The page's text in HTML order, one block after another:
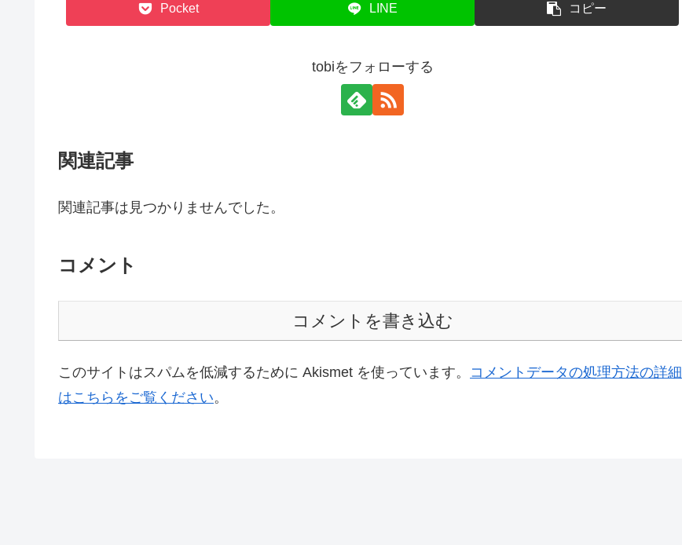
Pocket LINE コピー
tobiをフォローする
関連記事
関連記事は見つかりませんでした。
コメント
コメントを書き込む
このサイトはスパムを低減するために Akismet を使っています。 コメントデータの処理方法の詳細
はこちらをご覧ください。